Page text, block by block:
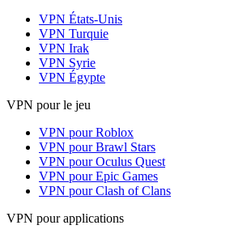
VPN États-Unis
VPN Turquie
VPN Irak
VPN Syrie
VPN Égypte
VPN pour le jeu
VPN pour Roblox
VPN pour Brawl Stars
VPN pour Oculus Quest
VPN pour Epic Games
VPN pour Clash of Clans
VPN pour applications